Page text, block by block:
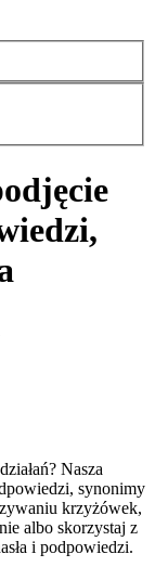
Nasza
synonimy
krzyżówek,
albo skorzystaj z
i podpowiedzi.